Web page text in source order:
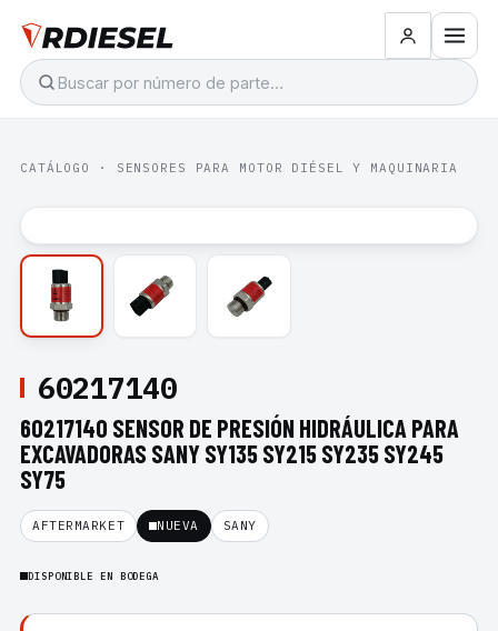
CATÁLOGO · SENSORES PARA MOTOR DIÉSEL Y MAQUINARIA
60217140
60217140 SENSOR DE PRESIÓN HIDRÁULICA PARA
EXCAVADORAS SANY SY135 SY215 SY235 SY245
SY75
AFTERMARKET NUEVA SANY
DISPONIBLE EN BODEGA